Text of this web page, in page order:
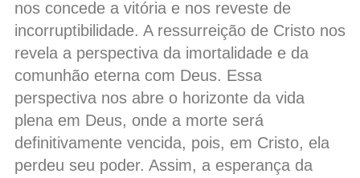
nos concede a vitória e nos reveste de
incorruptibilidade. A ressurreição de Cristo nos
revela a perspectiva da imortalidade e da
comunhão eterna com Deus. Essa
perspectiva nos abre o horizonte da vida
plena em Deus, onde a morte será
definitivamente vencida, pois, em Cristo, ela
perdeu seu poder. Assim, a esperança da